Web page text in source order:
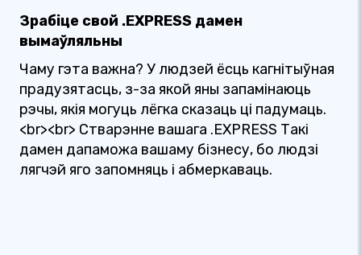
Зрабіце свой .EXPRESS дамен
вымаўляльны
Чаму гэта важна? У людзей ёсць кагнітыўная
прадузятасць, з-за якой яны запамінаюць
рэчы, якія могуць лёгка сказаць ці падумаць.
<br><br> Стварэнне вашага .EXPRESS Такі
дамен дапаможа вашаму бізнесу, бо людзі
лягчэй яго запомняць і абмеркаваць.